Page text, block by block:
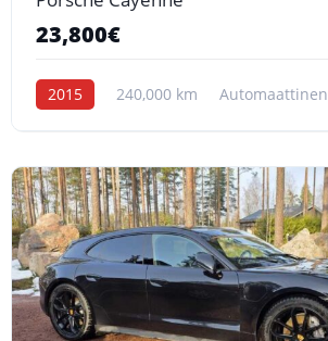
23,800€
2015 240,000 km Automaattinen